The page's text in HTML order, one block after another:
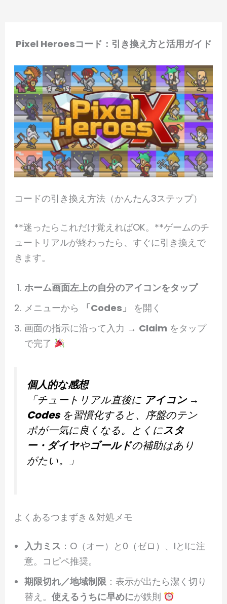
Pixel Heroesコード：引き換え方と活用ガイド
コードの引き換え方法（かんたん3ステップ）
**迷ったらこれだけ覚えればOK。**ゲームのチ
ュートリアルが終わったら、すぐに引き換えで
きます。
ホーム画面左上の自分のアイコンをタップ
メニューから
「Codes」
を開く
画面の指示に沿って入力 → Claim をタップ
で完了
個人的な感想
「チュートリアル直後に アイコン →
Codesを習慣化すると、序盤のテン
ポが一気に良くなる。とくにスタ
ー・ダイヤやゴールドの補助はあり
がたい。」
よくあるつまずき＆対処メモ
入力ミス ：O（オー）と0（ゼロ）、Iとlに注
意。コピペ推奨。
期限切れ／地域制限：表示が出たら潔く切り
替え。使えるうちに早めにが鉄則